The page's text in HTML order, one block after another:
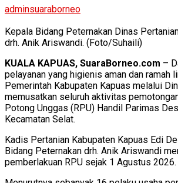
adminsuaraborneo
Kepala Bidang Peternakan Dinas
drh. Anik Ariswandi. (Foto/Suhaili)
KUALA KAPUAS, SuaraBorneo.com –
pelayanan yang higienis aman dan ramah
Pemerintah Kabupaten Kapuas melalui
memusatkan seluruh aktivitas
Potong Unggas (RPU) Handil Parimas
Kecamatan Selat.
Kadis Pertanian Kabupaten Kapuas Edi
Bidang Peternakan drh. Anik Ariswandi
pemberlakuan RPU sejak 1 Agustus 2026.